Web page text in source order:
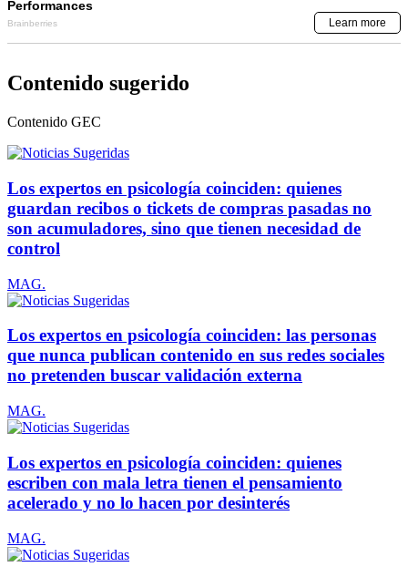
Contenido sugerido
Contenido GEC
Los expertos en psicología coinciden: quienes
guardan recibos o tickets de compras pasadas no
son acumuladores, sino que tienen necesidad de
control
MAG.
Los expertos en psicología coinciden: las personas
que nunca publican contenido en sus redes sociales
no pretenden buscar validación externa
MAG.
Los expertos en psicología coinciden: quienes
escriben con mala letra tienen el pensamiento
acelerado y no lo hacen por desinterés
MAG.